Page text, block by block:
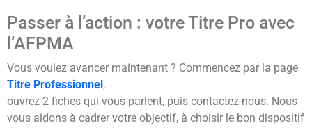
Passer à l’action : votre Titre Pro avec
l’AFPMA
Vous voulez avancer maintenant ? Commencez par la page
Titre Professionnel,
ouvrez 2 fiches qui vous parlent, puis contactez-nous. Nous
vous aidons à cadrer votre objectif, à choisir le bon dispositif